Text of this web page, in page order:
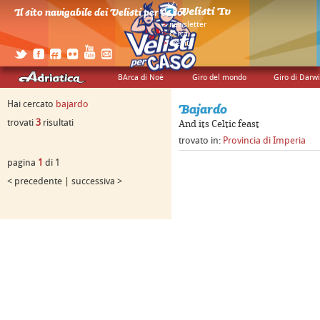
BArca di Noè Giro del mondo Giro di
Il sito navigabile dei Velisti per Caso!
> newsletter
> cerca
> credits
Hai cercato bajardo
trovati 3 risultati
pagina 1 di 1
< precedente | successiva >
Bajardo
And its Celtic feast
trovato in: Provincia di Imperia